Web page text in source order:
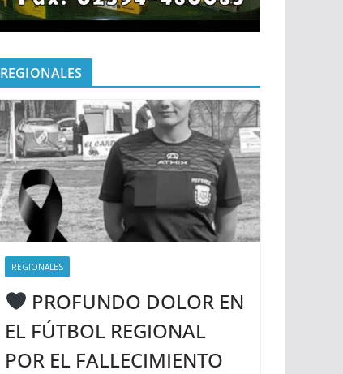
REGIONALES
REGIONALES
PROFUNDO DOLOR EN
EL FÚTBOL REGIONAL
POR EL FALLECIMIENTO